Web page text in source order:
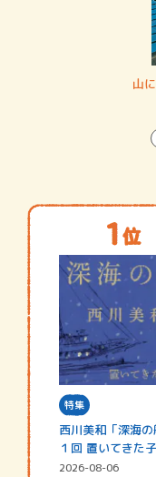
山
特集
西川美和「深海
１回 置いてきた
2026-08-06